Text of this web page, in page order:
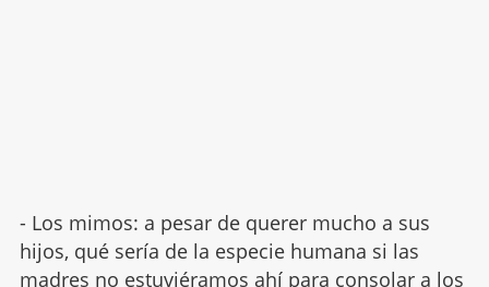
- Los mimos: a pesar de querer mucho a sus
hijos, qué sería de la especie humana si las
madres no estuviéramos ahí para consolar a los